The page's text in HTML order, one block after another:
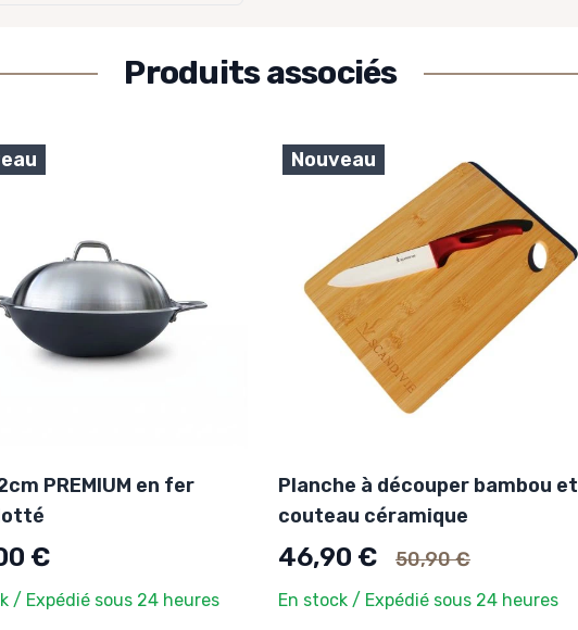
Produits associés
PREMIUM en fer
€
/ Expédié sous 24 heures
Nouveau
Planche à découper bambou et
couteau céramique
46,90 € Ancien prix
50,90 €
En stock / Expédié sous 24 heures